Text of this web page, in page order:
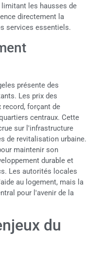
les hausses de
directement la
services essentiels.
présente des
Les prix des
record, forçant de
centraux. Cette
sur l'infrastructure
de revitalisation urbaine.
maintenir son
durable et
Les autorités locales
au logement, mais la
pour l'avenir de la
du